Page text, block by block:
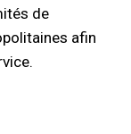
de
afin